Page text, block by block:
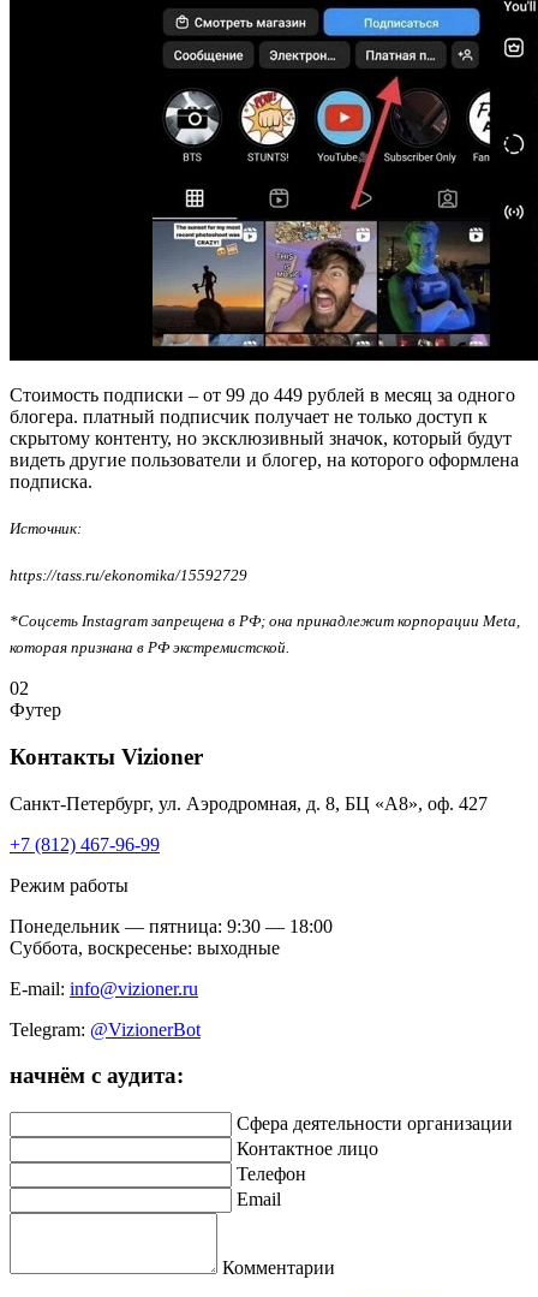
Стоимость подписки – от 99 до 449 рублей в месяц за одного
блогера. платный подписчик получает не только доступ к
скрытому контенту, но эксклюзивный значок, который будут
видеть другие пользователи и блогер, на которого оформлена
подписка.
Источник:
https://tass.ru/ekonomika/15592729
*Соцсеть Instagram запрещена в РФ; она принадлежит корпорации Meta,
которая признана в РФ экстремистской.
02
Футер
Контакты Vizioner
Санкт-Петербург, ул. Аэродромная, д. 8, БЦ «А8», оф. 427
+7 (812) 467-96-99
Режим работы
Понедельник — пятница: 9:30 — 18:00
Суббота, воскресенье: выходные
E-mail: info@vizioner.ru
Telegram: @VizionerBot
начнём с аудита:
Сфера деятельности организации
Контактное лицо
Телефон
Email
Комментарии